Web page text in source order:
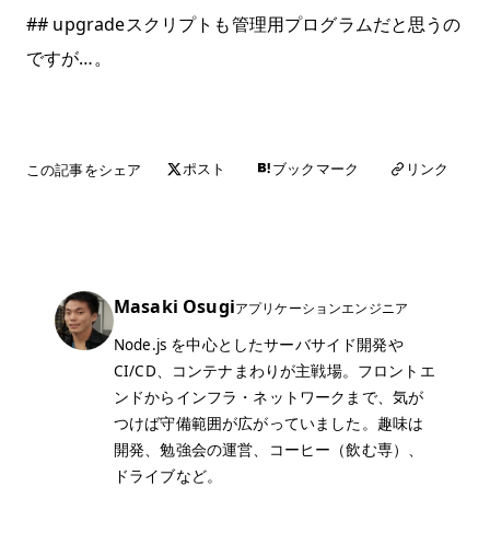
## upgradeスクリプトも管理用プログラムだと思うの
ですが…。
この記事をシェア ポスト ブックマーク リンク
Masaki Osugiアプリケーションエンジニア
Node.js を中心としたサーバサイド開発や
CI/CD、コンテナまわりが主戦場。フロントエ
ンドからインフラ・ネットワークまで、気が
つけば守備範囲が広がっていました。趣味は
開発、勉強会の運営、コーヒー（飲む専）、
ドライブなど。